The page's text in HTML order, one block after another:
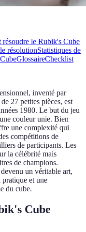
résoudre le Rubik's Cube
résolutionStatistiques de
GlossaireChecklist
inventé par
27 petites pièces, est
1980. Le but du jeu
couleur unie. Bien
une complexité qui
compétitions de
de participants. Les
la célébrité mais
de champions.
un véritable art,
pratique et une
du cube.
Cube